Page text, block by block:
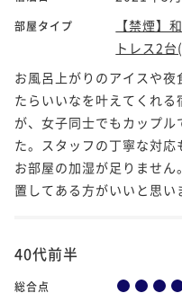
部屋タイプ
【禁煙】
トレス2
お風呂上がりのアイスや
たらいいなを叶えてくれ
が、女子同士でもカップ
た。スタッフの丁寧な対応
お部屋の加湿が足りませ
置してある方がいいと思い
40代前半
総合点